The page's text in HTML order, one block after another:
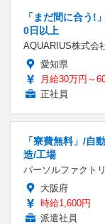
「まだ間に合う!
0日以上
AQUARIUS株式会
愛知県
月給30万円～
正社員
「寮費無料」/自
造/工場
パーソルファクト
大阪府
時給1,600円
派遣社員